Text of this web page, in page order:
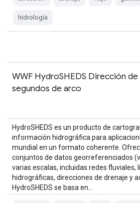
hidrología
WWF HydroSHEDS Dirección de
segundos de arco
HydroSHEDS es un producto de
información hidrográfica para
mundial en un formato coherente.
conjuntos de datos georreferenciados
varias escalas, incluidas redes fluviales,
hidrográficas, direcciones de drenaje y
HydroSHEDS se basa en…